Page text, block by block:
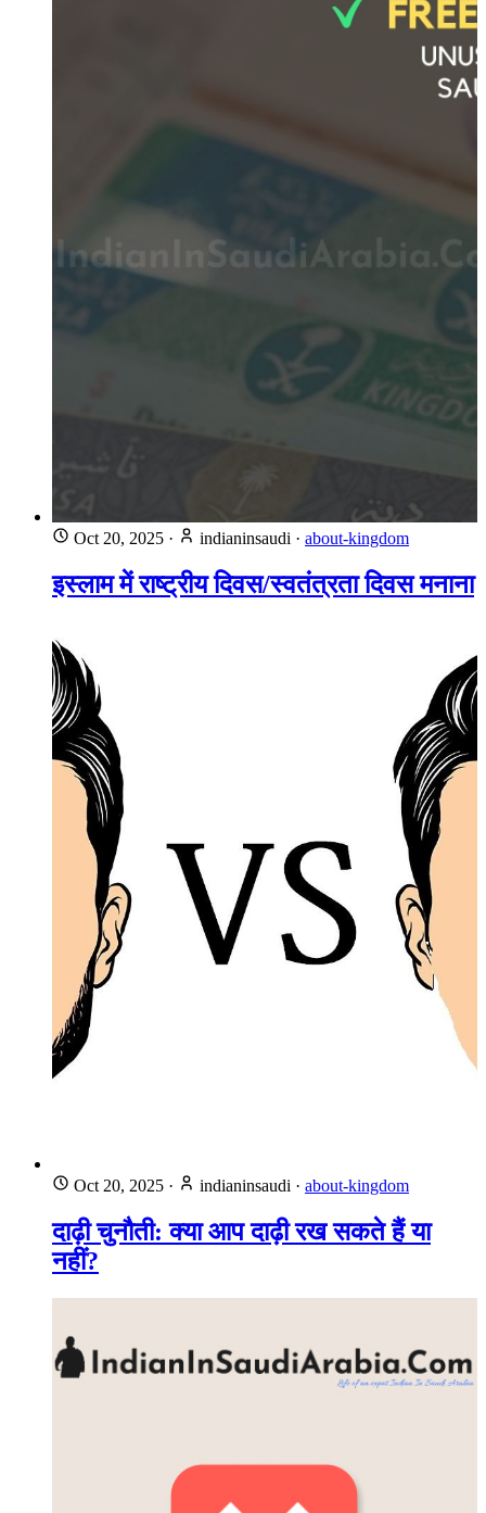
Oct 20, 2025 · indianinsaudi · about-kingdom
इस्लाम में राष्ट्रीय दिवस/स्वतंत्रता दिवस मनाना
Oct 20, 2025 · indianinsaudi · about-kingdom
दाढ़ी चुनौती: क्या आप दाढ़ी रख सकते हैं या
नहीं?